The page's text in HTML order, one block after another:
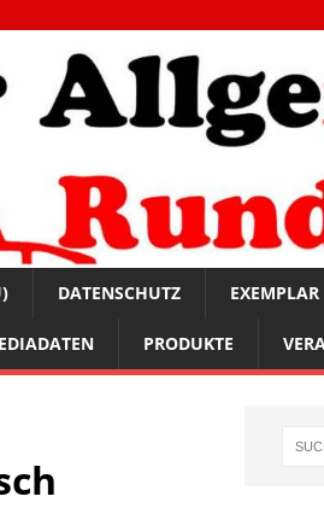
DATENSCHUTZ
PRODUKTE